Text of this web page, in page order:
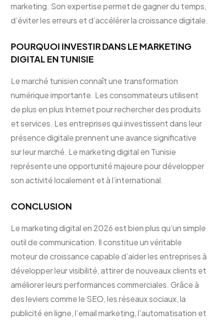
marketing. Son expertise permet de gagner du temps,
d’éviter les erreurs et d’accélérer la croissance digitale.
POURQUOI INVESTIR DANS LE MARKETING
DIGITAL EN TUNISIE
Le marché tunisien connaît une transformation
numérique importante. Les consommateurs utilisent
de plus en plus Internet pour rechercher des produits
et services. Les entreprises qui investissent dans leur
présence digitale prennent une avance significative
sur leur marché. Le marketing digital en Tunisie
représente une opportunité majeure pour développer
son activité localement et à l’international.
CONCLUSION
Le marketing digital en 2026 est bien plus qu’un simple
outil de communication. Il constitue un véritable
moteur de croissance capable d’aider les entreprises à
développer leur visibilité, attirer de nouveaux clients et
améliorer leurs performances commerciales. Grâce à
des leviers comme le SEO, les réseaux sociaux, la
publicité en ligne, l’email marketing, l’automatisation et